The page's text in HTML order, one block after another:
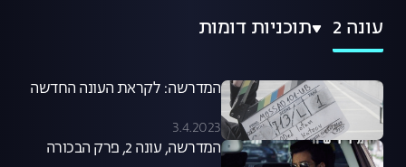
עונה 2 תוכניות דומות
המדרשה: לקראת העונה החדשה
3.4.2023
המדרשה, עונה 2, פרק הבכורה